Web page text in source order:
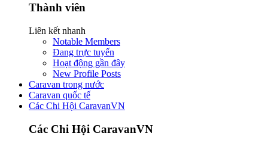
Thành viên
Liên kết nhanh
Notable Members
Đang trực tuyến
Hoạt động gần đây
New Profile Posts
Caravan trong nước
Caravan quốc tế
Các Chi Hội CaravanVN
Các Chi Hội CaravanVN